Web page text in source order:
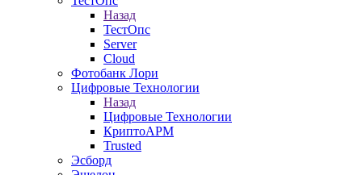
Назад
ТестОпс
Server
Cloud
Фотобанк Лори
Цифровые Технологии
Назад
Цифровые Технологии
КриптоАРМ
Trusted
Эсборд